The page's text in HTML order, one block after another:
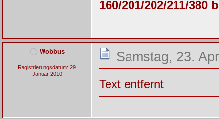
160/201/202/211/380
Wobbus
Registrierungsdatum: 29.
Januar 2010
Samstag, 23.
Text entfernt